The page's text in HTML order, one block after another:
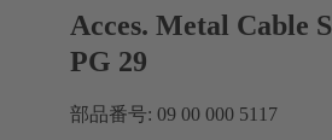
Acces. Metal Cable
PG 29
部品番号: 09 00 000 5117